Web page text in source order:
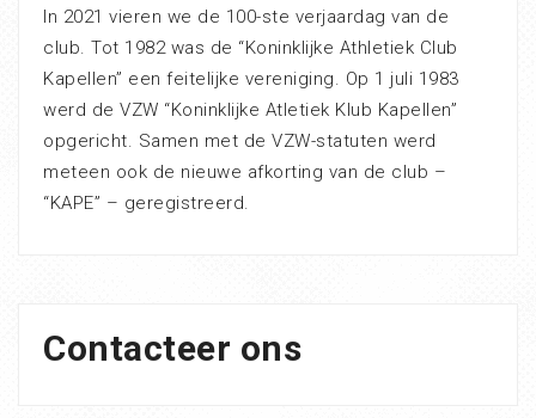
In 2021 vieren we de 100-ste verjaardag van de
club. Tot 1982 was de “Koninklijke Athletiek Club
Kapellen” een feitelijke vereniging. Op 1 juli 1983
werd de VZW “Koninklijke Atletiek Klub Kapellen”
opgericht. Samen met de VZW-statuten werd
meteen ook de nieuwe afkorting van de club –
“KAPE” – geregistreerd.
Contacteer ons